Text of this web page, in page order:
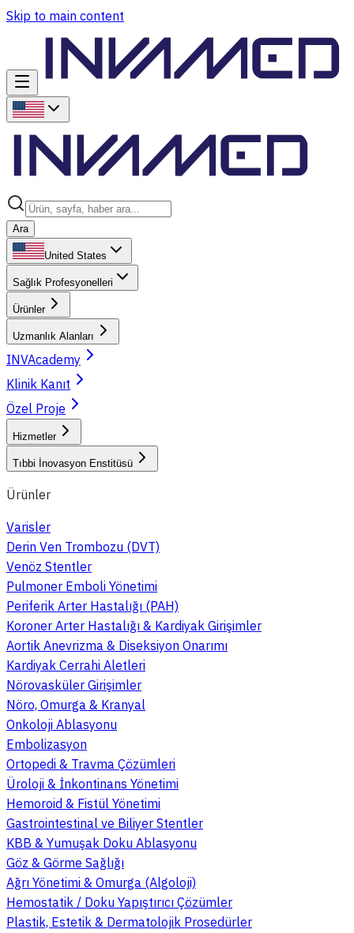
Skip to main content
Ara
United States
Sağlık Profesyonelleri
Ürünler
Uzmanlık Alanları
INVAcademy
Klinik Kanıt
Özel Proje
Hizmetler
Tıbbi İnovasyon Enstitüsü
Ürünler
Varisler
Derin Ven Trombozu (DVT)
Venöz Stentler
Pulmoner Emboli Yönetimi
Periferik Arter Hastalığı (PAH)
Koroner Arter Hastalığı & Kardiyak Girişimler
Aortik Anevrizma & Diseksiyon Onarımı
Kardiyak Cerrahi Aletleri
Nörovasküler Girişimler
Nöro, Omurga & Kranyal
Onkoloji Ablasyonu
Embolizasyon
Ortopedi & Travma Çözümleri
Üroloji & İnkontinans Yönetimi
Hemoroid & Fistül Yönetimi
Gastrointestinal ve Biliyer Stentler
KBB & Yumuşak Doku Ablasyonu
Göz & Görme Sağlığı
Ağrı Yönetimi & Omurga (Algoloji)
Hemostatik / Doku Yapıştırıcı Çözümler
Plastik, Estetik & Dermatolojik Prosedürler